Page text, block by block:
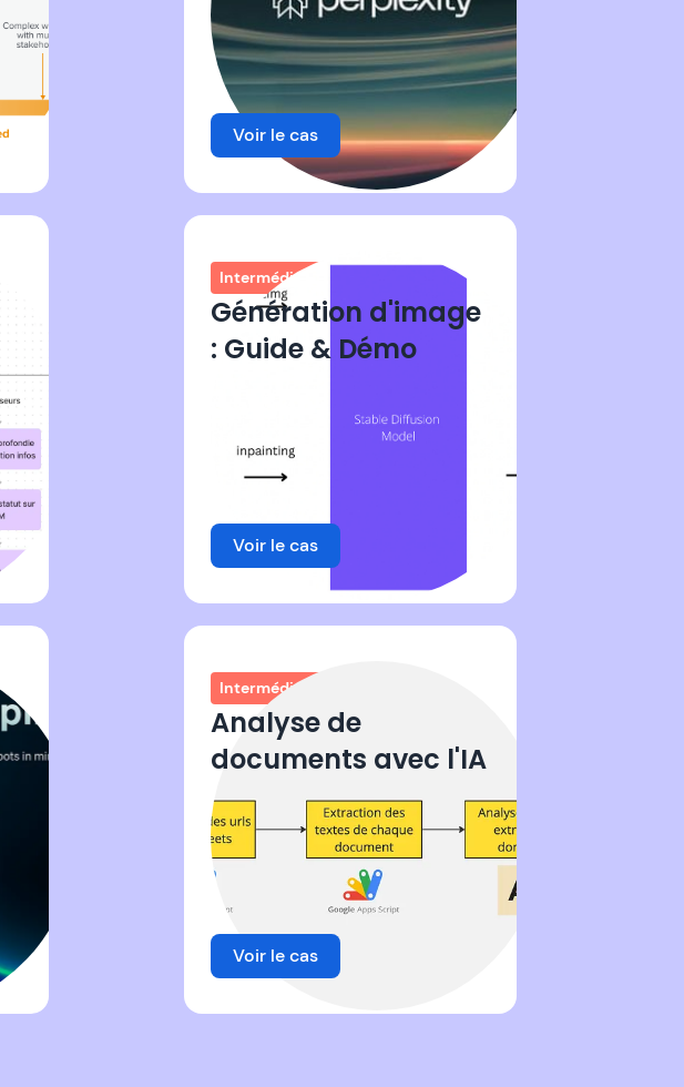
Voir le cas
Intermédiaire
Génération d'image
: Guide & Démo
Voir le cas
Intermédiaire
Analyse de
documents avec l'IA
Voir le cas